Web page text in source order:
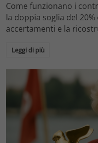
Come funzionano i
la doppia soglia del
accertamenti e la
Leggi di più